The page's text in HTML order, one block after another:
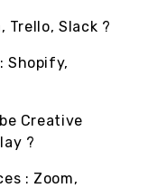
Trello, Slack ?
Shopify,
Creative
?
: Zoom,